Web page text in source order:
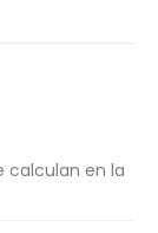
calculan en la